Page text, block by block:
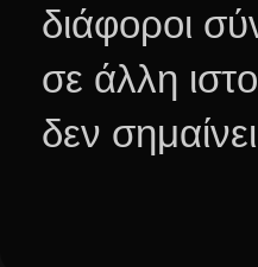
διάφοροι
σε άλλη
δεν